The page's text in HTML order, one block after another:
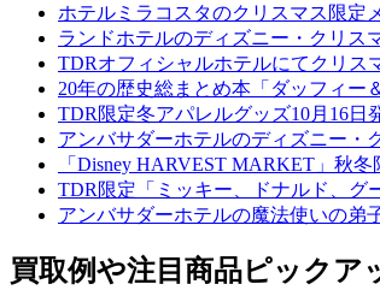
ホテルミラコスタのクリスマス限定
ランドホテルのディズニー・クリス
TDRオフィシャルホテルにてクリス
20年の歴史総まとめ本「ダッフィー
TDR限定冬アパレルグッズ10月16日
アンバサダーホテルのディズニー・
「Disney HARVEST MARKET」秋
TDR限定「ミッキー、ドナルド、グ
アンバサダーホテルの魔法使いの弟
買取例や注目商品ピックア